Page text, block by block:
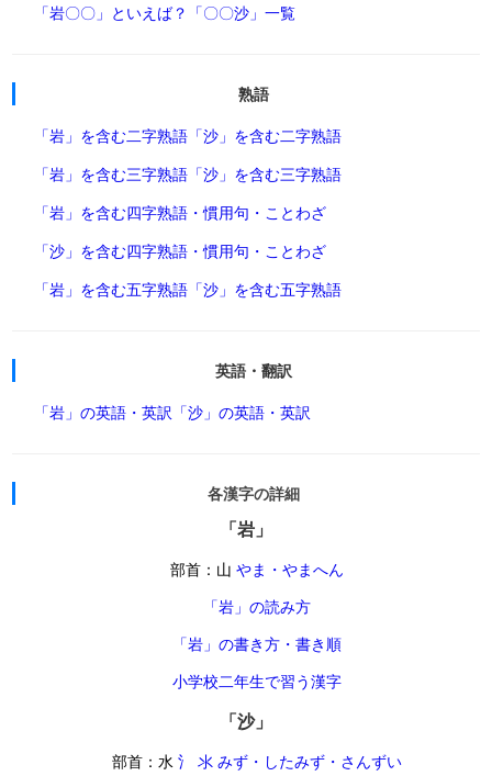
「岩〇〇」といえば？ 「〇〇沙」一覧
熟語
「岩」を含む二字熟語 「沙」を含む二字熟語
「岩」を含む三字熟語 「沙」を含む三字熟語
「岩」を含む四字熟語・慣用句・ことわざ
「沙」を含む四字熟語・慣用句・ことわざ
「岩」を含む五字熟語 「沙」を含む五字熟語
英語・翻訳
「岩」の英語・英訳 「沙」の英語・英訳
各漢字の詳細
「岩」
部首：山 やま・やまへん
「岩」の読み方
「岩」の書き方・書き順
小学校二年生で習う漢字
「沙」
部首：水 氵 氺 みず・したみず・さんずい